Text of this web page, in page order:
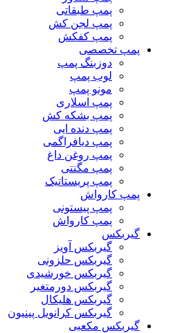
پمپ طبقاتی
پمپ لجن کش
پمپ کفکش
پمپ تخصصی
دوزبنگ پمپ
لوب پمپ
مونو پمپ
پمپ اسلاری
پمپ بشکه کش
پمپ دنده ایی
پمپ دیافراگمی
پمپ روغن داغ
پمپ مگنتی
پمپ پریستاتیک
پمپ کارواش
پمپ پیستونی
پمپ کارواش
گیربکس
گیربکس آویز
گیربکس حلزونی
گیربکس خورشیدی
گیربکس دورمتغیر
گیربکس هلیکال
گیربکس کرانویل پینیون
گیربکس مکعبی